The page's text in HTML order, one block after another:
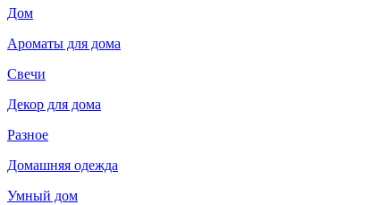
Дом
Ароматы для дома
Свечи
Декор для дома
Разное
Домашняя одежда
Умный дом